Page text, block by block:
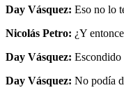
Day Vásquez: Eso no lo
Nicolás Petro: ¿Y
Day Vásquez: Escondido
Day Vásquez: No podía